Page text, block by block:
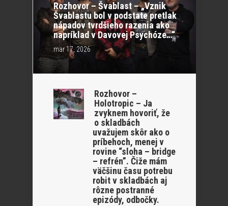
Rozhovor – Švablast – „Vznik
Švablastu bol v podstate pretlak
nápadov tvrdšieho razenia ako
napríklad v Davovej Psychóze…“
mar 17, 2026
Rozhovor –
Holotropic – Ja
zvyknem hovoriť, že
o skladbách
uvažujem skôr ako o
príbehoch, menej v
rovine “sloha – bridge
– refrén”. Čiže mám
väčšinu času potrebu
robit v skladbách aj
rôzne postranné
epizódy, odbočky.